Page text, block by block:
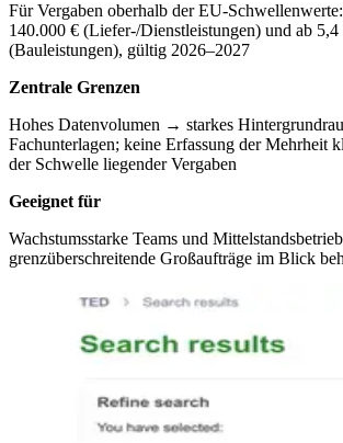
Für Vergaben oberhalb der EU-
140.000 € (Liefer-/Dienstleistungen) und ab
(Bauleistungen), gültig 2026–2027
Zentrale Grenzen
Hohes Datenvolumen → starkes
Fachunterlagen; keine Erfassung der Mehrheit
der Schwelle liegender Vergaben
Geeignet für
Wachstumsstarke Teams und
grenzüberschreitende Großaufträge im Blick